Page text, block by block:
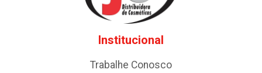
Institucional
Trabalhe Conosco